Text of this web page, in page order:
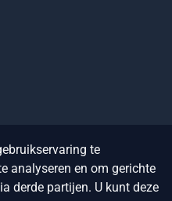
te
analyseren en om gerichte
derde partijen. U kunt deze